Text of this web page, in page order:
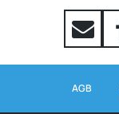
AGB